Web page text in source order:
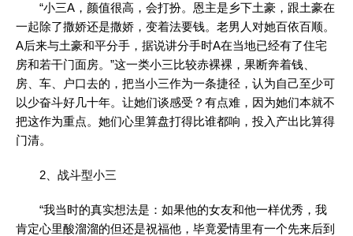
“小三A，颜值很高，会打扮。恩主是乡下土豪，跟土豪在
一起除了撒娇还是撒娇，变着法要钱。老男人对她百依百顺。
A后来与土豪和平分手，据说讲分手时A在当地已经有了住宅
房和若干门面房。”这一类小三比较赤裸裸，果断奔着钱、
房、车、户口去的，把当小三作为一条捷径，认为自己至少可
以少奋斗好几十年。让她们谈感受？有点难，因为她们本就不
把这作为重点。她们心里算盘打得比谁都响，投入产出比算得
门清。
2、战斗型小三
“我当时的真实想法是：如果他的女友和他一样优秀，我
肯定心里酸溜溜的但还是祝福他，毕竟爱情里有一个先来后到